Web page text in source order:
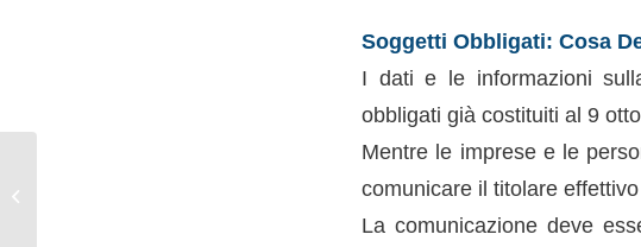
Soggetti Obbligati: Cosa
I dati e le informazioni
obbligati già costituiti al 9
Mentre le imprese e le
comunicare il titolare
La comunicazione deve